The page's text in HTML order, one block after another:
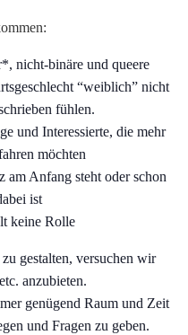
nicht-binäre und queere
“weiblich” nicht
fühlen.
und Interessierte, die mehr
möchten
am Anfang steht oder schon
ist
keine Rolle
gestalten, versuchen wir
anzubieten.
genügend Raum und Zeit
und Fragen zu geben.